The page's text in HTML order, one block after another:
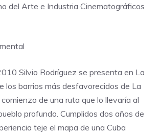
del Arte e Industria Cinematográficos
Silvio Rodríguez se presenta en La
los barrios más desfavorecidos de La
de una ruta que lo llevaría al
profundo. Cumplidos dos años de
teje el mapa de una Cuba